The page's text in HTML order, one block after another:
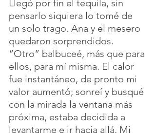
Llegó por fin el tequila, sin
pensarlo siquiera lo tomé de
un solo trago. Ana y el mesero
quedaron sorprendidos.
“Otro” balbuceé, más que para
ellos, para mí misma. El calor
fue instantáneo, de pronto mi
valor aumentó; sonreí y busqué
con la mirada la ventana más
próxima, estaba decidida a
levantarme e ir hacia allá. Mi